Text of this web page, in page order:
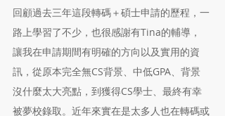
回顧過去三年這段轉碼＋碩士申請的歷程，一
路上學習了不少，也很感謝有Tina的輔導，
讓我在申請期間有明確的方向以及實用的資
訊，從原本完全無CS背景、中低GPA、背景
沒什麼太大亮點，到獲得CS學士、最終有幸
被夢校錄取。近年來實在是太多人也在轉碼或